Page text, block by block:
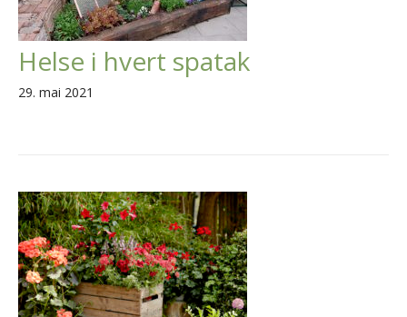
Helse i hvert spatak
29. mai 2021